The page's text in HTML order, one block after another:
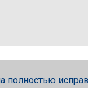
полностью